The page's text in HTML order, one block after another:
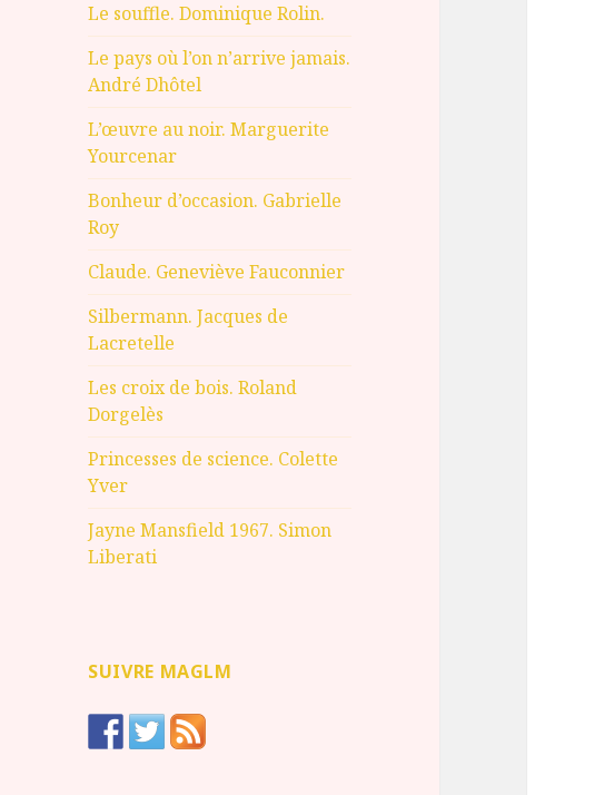
Le souffle. Dominique Rolin.
Le pays où l’on n’arrive jamais.
André Dhôtel
L’œuvre au noir. Marguerite
Yourcenar
Bonheur d’occasion. Gabrielle
Roy
Claude. Geneviève Fauconnier
Silbermann. Jacques de
Lacretelle
Les croix de bois. Roland
Dorgelès
Princesses de science. Colette
Yver
Jayne Mansfield 1967. Simon
Liberati
SUIVRE MAGLM